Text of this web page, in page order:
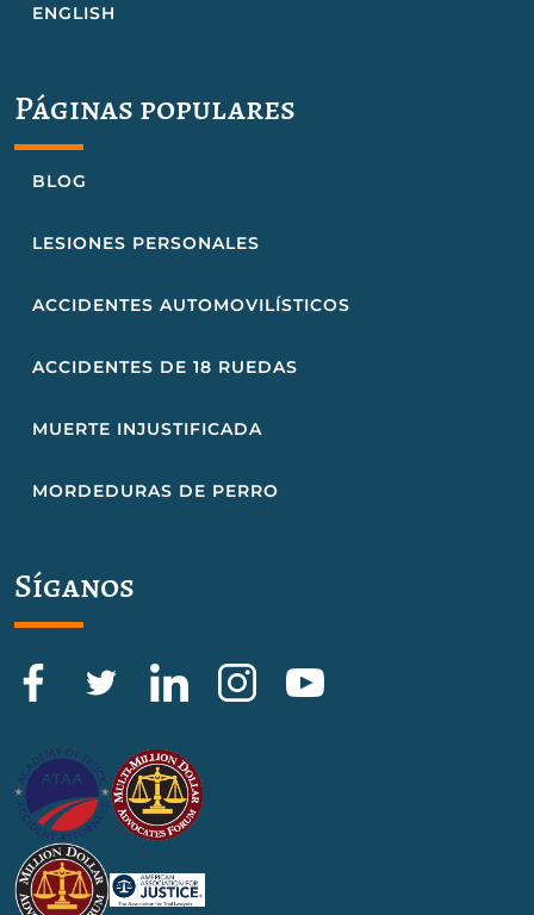
ENGLISH
Páginas populares
BLOG
LESIONES PERSONALES
ACCIDENTES AUTOMOVILÍSTICOS
ACCIDENTES DE 18 RUEDAS
MUERTE INJUSTIFICADA
MORDEDURAS DE PERRO
Síganos